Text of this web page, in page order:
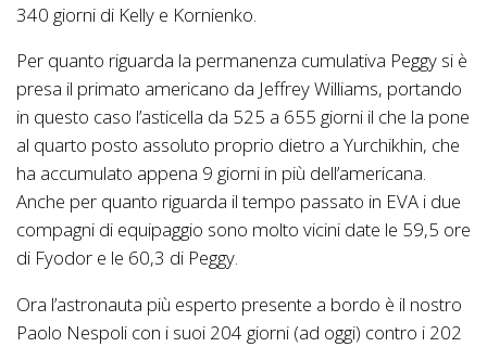
340 giorni di Kelly e Kornienko.
Per quanto riguarda la permanenza cumulativa Peggy si è
presa il primato americano da Jeffrey Williams, portando
in questo caso l’asticella da 525 a 655 giorni il che la pone
al quarto posto assoluto proprio dietro a Yurchikhin, che
ha accumulato appena 9 giorni in più dell’americana.
Anche per quanto riguarda il tempo passato in EVA i due
compagni di equipaggio sono molto vicini date le 59,5 ore
di Fyodor e le 60,3 di Peggy.
Ora l’astronauta più esperto presente a bordo è il nostro
Paolo Nespoli con i suoi 204 giorni (ad oggi) contro i 202